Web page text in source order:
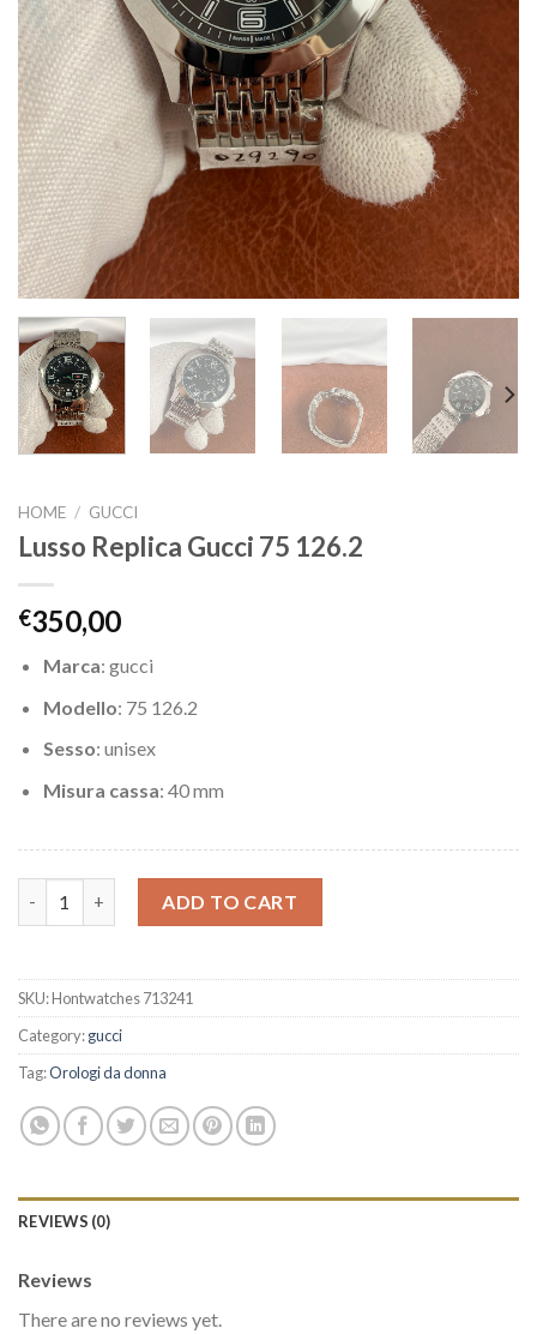
HOME / GUCCI
Lusso Replica Gucci 75 126.2
€350,00
Marca: gucci
Modello: 75 126.2
Sesso: unisex
Misura cassa: 40 mm
ADD TO CART
SKU:Hontwatches 713241
Category:gucci
Tag:Orologi da donna
REVIEWS (0)
Reviews
There are no reviews yet.